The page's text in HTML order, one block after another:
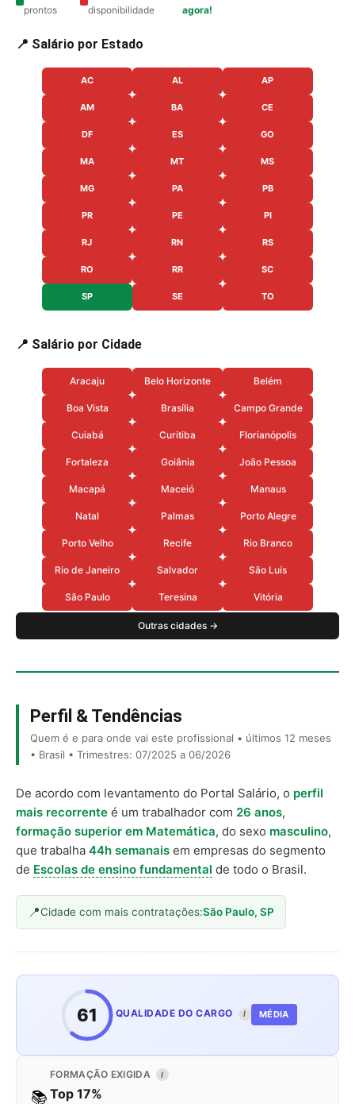
prontos
disponibilidade
agora!
📍 Salário por Estado
AC AL AP
AM BA CE
DF ES GO
MA MT MS
MG PA PB
PR PE PI
RJ RN RS
RO RR SC
SP SE TO
📍 Salário por Cidade
Aracaju Belo Horizonte Belém
Boa Vista Brasília Campo Grande
Cuiabá Curitiba Florianópolis
Fortaleza Goiânia João Pessoa
Macapá Maceió Manaus
Natal Palmas Porto Alegre
Porto Velho Recife Rio Branco
Rio de Janeiro Salvador São Luís
São Paulo Teresina Vitória
Outras cidades →
Perfil & Tendências
Quem é e para onde vai este profissional • últimos 12 meses
• Brasil • Trimestres: 07/2025 a 06/2026
De acordo com levantamento do Portal Salário, o perfil
mais recorrente é um trabalhador com 26 anos,
formação superior em Matemática, do sexo masculino,
que trabalha 44h semanais em empresas do segmento
de Escolas de ensino fundamental de todo o Brasil.
Cidade com mais contratações:São Paulo, SP
61 QUALIDADE DO CARGO I MÉDIA
📚
FORMAÇÃO EXIGIDA I
Top 17%